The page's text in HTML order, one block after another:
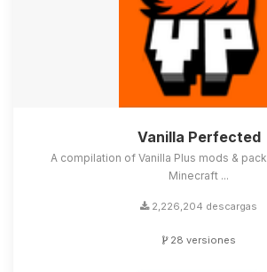
Vanilla Perfected
A compilation of Vanilla Plus mods &
Minecraft ...
2,226,204 descargas
28 versiones